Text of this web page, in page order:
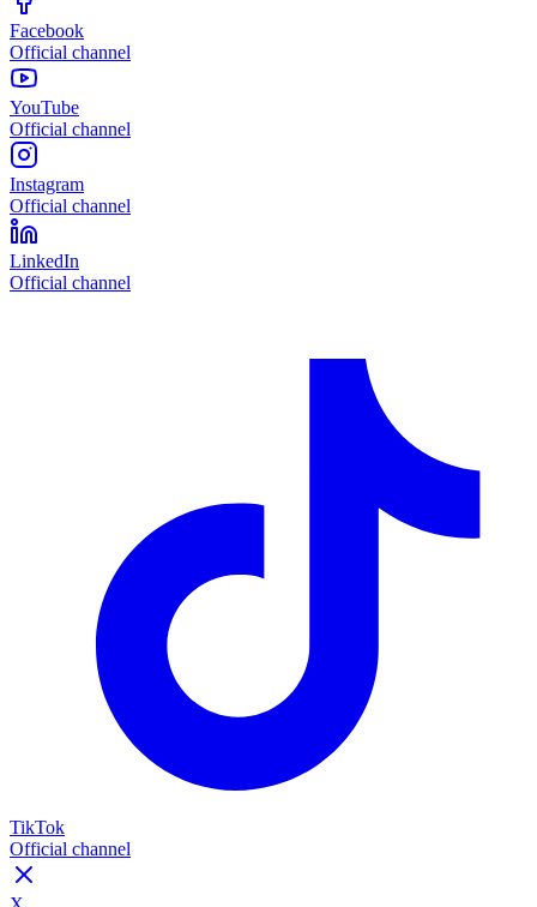
Facebook
Official channel
YouTube
Official channel
Instagram
Official channel
LinkedIn
Official channel
TikTok
Official channel